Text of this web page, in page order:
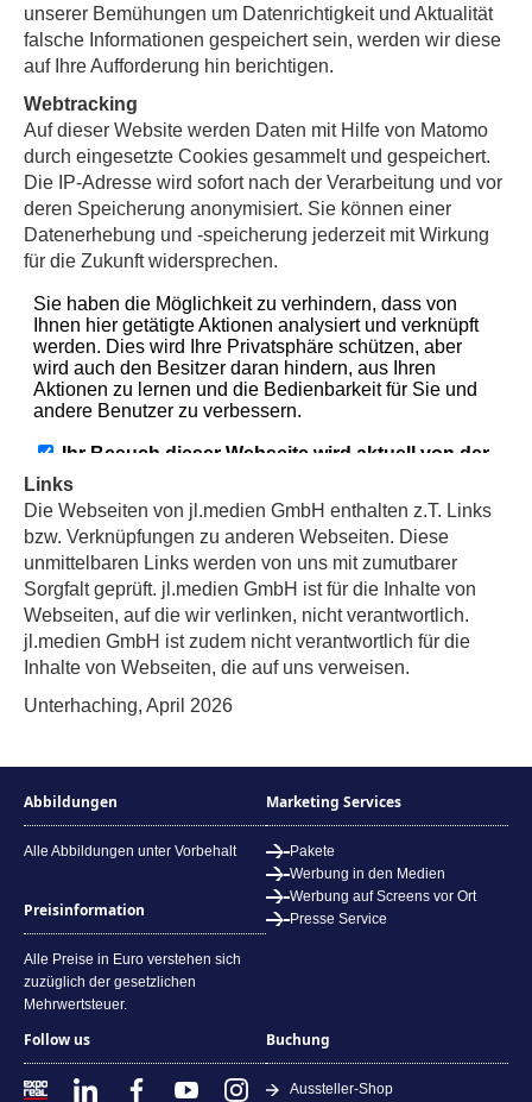
unserer Bemühungen um Datenrichtigkeit und Aktualität
falsche Informationen gespeichert sein, werden wir diese
auf Ihre Aufforderung hin berichtigen.
Webtracking
Auf dieser Website werden Daten mit Hilfe von Matomo
durch eingesetzte Cookies gesammelt und gespeichert.
Die IP-Adresse wird sofort nach der Verarbeitung und vor
deren Speicherung anonymisiert. Sie können einer
Datenerhebung und -speicherung jederzeit mit Wirkung
für die Zukunft widersprechen.
Links
Die Webseiten von jl.medien GmbH enthalten z.T. Links
bzw. Verknüpfungen zu anderen Webseiten. Diese
unmittelbaren Links werden von uns mit zumutbarer
Sorgfalt geprüft. jl.medien GmbH ist für die Inhalte von
Webseiten, auf die wir verlinken, nicht verantwortlich.
jl.medien GmbH ist zudem nicht verantwortlich für die
Inhalte von Webseiten, die auf uns verweisen.
Unterhaching, April 2026
Abbildungen
Alle Abbildungen unter Vorbehalt
Preisinformation
Alle Preise in Euro verstehen sich
zuzüglich der gesetzlichen
Mehrwertsteuer.
Marketing Services
Pakete
Werbung in den Medien
Werbung auf Screens vor Ort
Presse Service
Follow us Buchung
Aussteller-Shop